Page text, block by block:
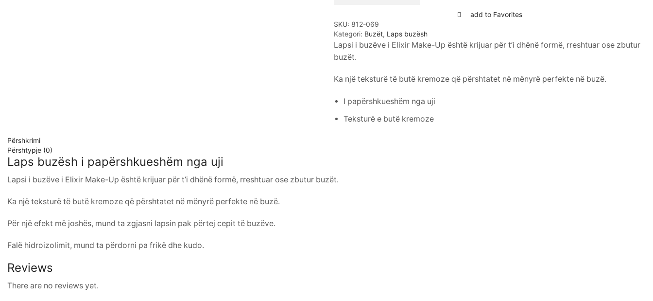
add to Favorites
SKU: 812-069
Kategori: Buzët, Laps buzësh
Lapsi i buzëve i Elixir Make-Up është krijuar për t’i dhënë formë, rreshtuar ose zbutur
buzët.
Ka një teksturë të butë kremoze që përshtatet në mënyrë perfekte në buzë.
I papërshkueshëm nga uji
Teksturë e butë kremoze
Përshkrimi
Përshtypje (0)
Laps buzësh i papërshkueshëm nga uji
Lapsi i buzëve i Elixir Make-Up është krijuar për t’i dhënë formë, rreshtuar ose zbutur buzët.
Ka një teksturë të butë kremoze që përshtatet në mënyrë perfekte në buzë.
Për një efekt më joshës, mund ta zgjasni lapsin pak përtej cepit të buzëve.
Falë hidroizolimit, mund ta përdorni pa frikë dhe kudo.
Reviews
There are no reviews yet.